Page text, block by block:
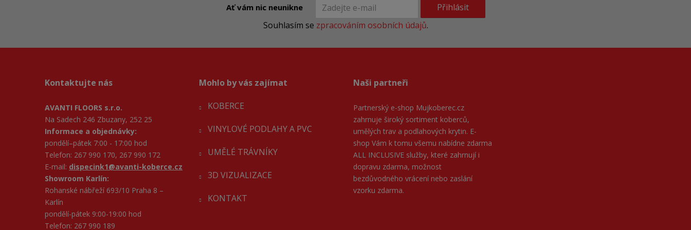
Ať vám nic neunikne
Přihlásit
Souhlasím se zpracováním osobních údajů.
Kontaktujte nás
AVANTI FLOORS s.r.o.
Na Sadech 246 Zbuzany, 252 25
Informace a objednávky:
pondělí–pátek 7:00 - 17:00 hod
Telefon: 267 990 170, 267 990 172
E-mail: dispecink1@avanti-koberce.cz
Showroom Karlín:
Rohanské nábřeží 693/10 Praha 8 –
Karlín
pondělí-pátek 9:00-19:00 hod
Telefon: 267 990 189
Mohlo by vás zajímat
KOBERCE
VINYLOVÉ PODLAHY A PVC
UMĚLÉ TRÁVNÍKY
3D VIZUALIZACE
KONTAKT
Naši partneři
Partnerský e-shop Mujkoberec.cz
zahrnuje široký sortiment koberců,
umělých trav a podlahových krytin. E-
shop Vám k tomu všemu nabídne zdarma
ALL INCLUSIVE služby, které zahrnují i
dopravu zdarma, možnost
bezdůvodného vrácení nebo zaslání
vzorku zdarma.